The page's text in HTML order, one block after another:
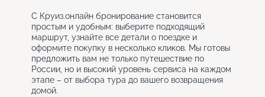
С Круиз.онлайн бронирование становится
простым и удобным: выберите подходящий
маршрут, узнайте все детали о поездке и
оформите покупку в несколько кликов. Мы готовы
предложить вам не только путешествие по
России, но и высокий уровень сервиса на каждом
этапе – от выбора тура до вашего возвращения
домой.